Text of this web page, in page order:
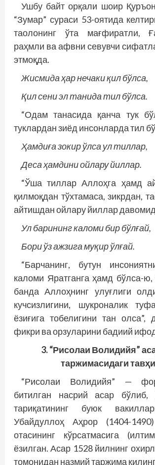
Ушбу байт орқали шоир
“Зумар” сураси 53-оятида
таолонинг ўта мағфиратли,
раҳмли ва афвни севувчи
этмоқда.
Жисмида ҳар нечаки қил бўлса,
Қил сени эл танида тил бўлса.
“Одам танасида қанча тук
туклардан зиёд инсонларда тил
Ҳамдиға зокир ўлса ул тиллар,
Деса ҳамдини ойлару йиллар.
“Ўша тиллар Аллоҳга ҳамд
қилмоқдан тўхтамаса, зикрдан,
айтишдан ойлару йиллар
Ул барининг каломи бир бўлғай,
Бори ўз ажзига муқир ўлғай.
“Барчанинг, бутун
каломи Яратганга ҳамд бўлса-
банда Аллоҳнинг улуғлиги
кучсизлигини, шукроналик
ёзиғига тобелигини тан
фикри ва орзуларини бадиий
3. “Рисолаи Волидийя”
таржимасидаги
“Рисолаи Волидийя” —
битилган нас­рий асар бўлиб,
тариқатининг буюк
Убайдуллоҳ Аҳрор (1404-
отасининг кўрсатмасига
ёзилган. Асар 1528 йилнинг
томонидан назмий таржима